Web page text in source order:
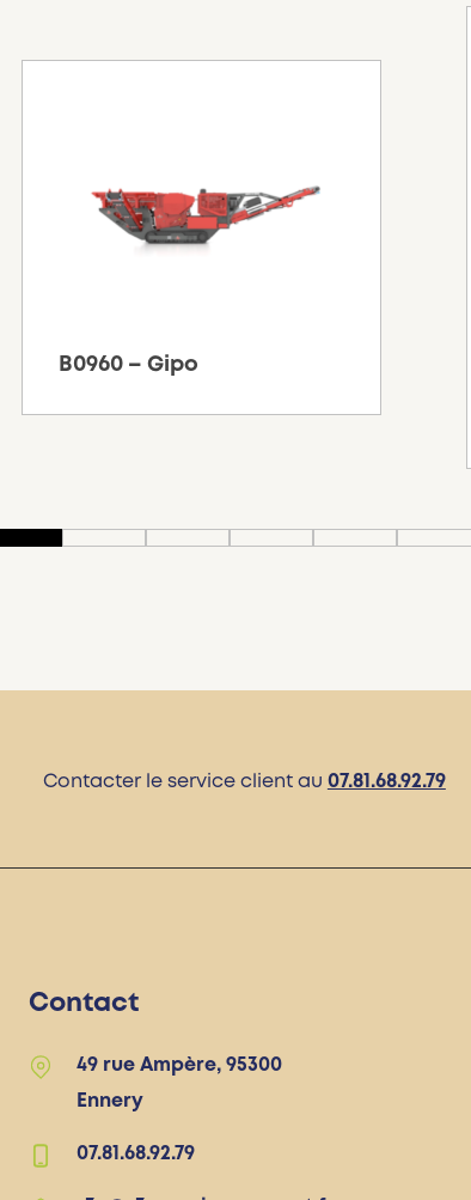
B0960 – Gipo
Contacter le service client au 07.81.68.92.79
Contact
49 rue Ampère, 95300
Ennery
07.81.68.92.79